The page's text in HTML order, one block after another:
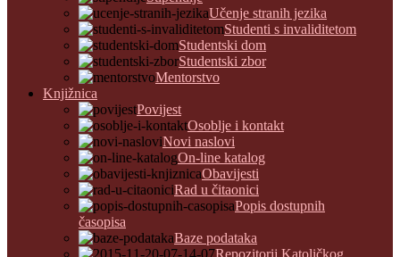
Učenje stranih jezika
Studenti s invaliditetom
Studentski dom
Studentski zbor
Mentorstvo
Knjižnica
Povijest
Osoblje i kontakt
Novi naslovi
On-line katalog
Obavijesti
Rad u čitaonici
Popis dostupnih
časopisa
Baze podataka
Repozitorij Katoličkog